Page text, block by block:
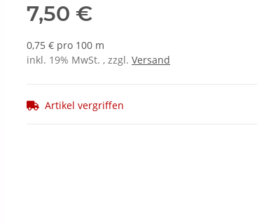
7,50 €
0,75 € pro 100 m
inkl. 19% MwSt. , zzgl. Versand
Artikel vergriffen